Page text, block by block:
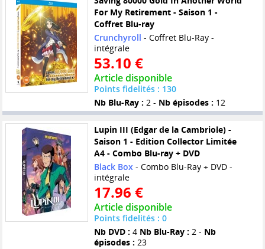
For My Retirement - Saison 1 -
Coffret Blu-ray
Crunchyroll - Coffret Blu-Ray -
intégrale
53.10 €
Article disponible
Points fidelités : 130
Nb Blu-Ray : 2 - Nb épisodes : 12
Lupin III (Edgar de la Cambriole) -
Saison 1 - Edition Collector Limitée
A4 - Combo Blu-ray + DVD
Black Box- Combo Blu-Ray + DVD -
intégrale
17.96 €
Article disponible
Points fidelités : 0
Nb DVD : 4 Nb Blu-Ray : 2 - Nb
épisodes : 23